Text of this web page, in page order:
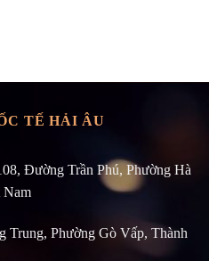
TẾ HẢI ÂU
Đường Trần Phú, Phường Hà
Nam
Trung, Phường Gò Vấp, Thành